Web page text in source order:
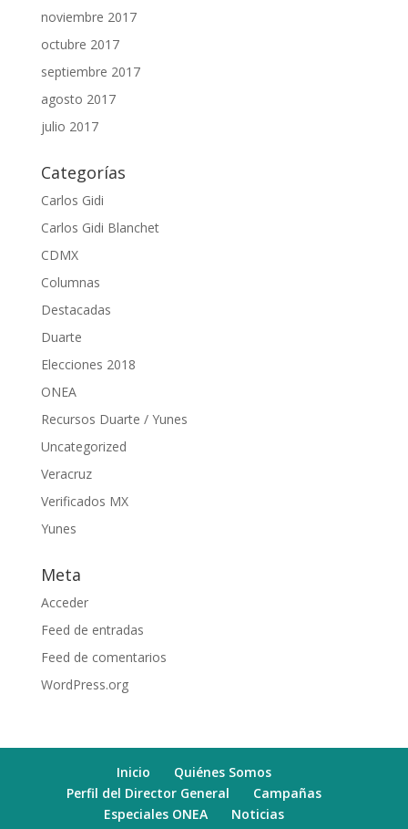
noviembre 2017
octubre 2017
septiembre 2017
agosto 2017
julio 2017
Categorías
Carlos Gidi
Carlos Gidi Blanchet
CDMX
Columnas
Destacadas
Duarte
Elecciones 2018
ONEA
Recursos Duarte / Yunes
Uncategorized
Veracruz
Verificados MX
Yunes
Meta
Acceder
Feed de entradas
Feed de comentarios
WordPress.org
Inicio
Quiénes Somos
Perfil del Director General
Campañas
Especiales ONEA
Noticias